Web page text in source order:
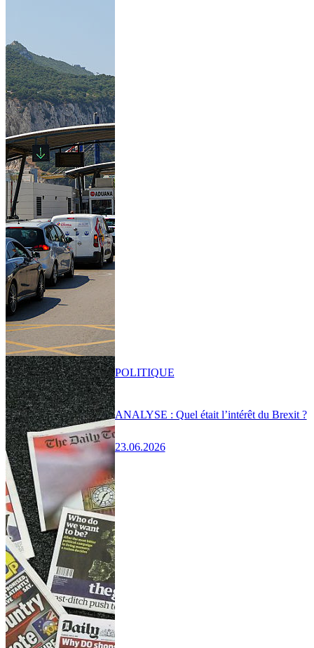
ANALYSE : Quel était l’intérêt du Brexit ?
23.06.2026
POLITIQUE